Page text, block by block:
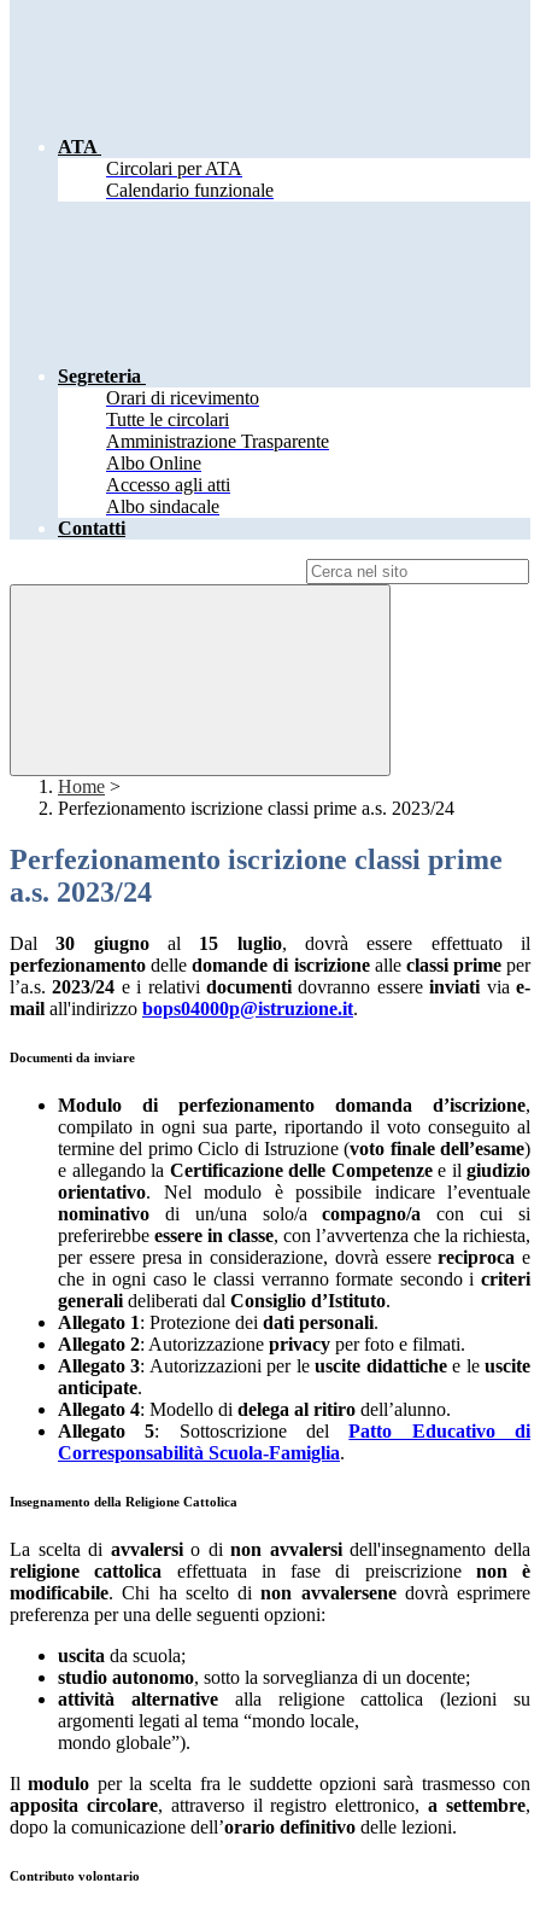
ATA
Circolari per ATA
Calendario funzionale
Segreteria
Orari di ricevimento
Tutte le circolari
Amministrazione Trasparente
Albo Online
Accesso agli atti
Albo sindacale
Contatti
Home >
Perfezionamento iscrizione classi prime a.s. 2023/24
Perfezionamento iscrizione classi prime
a.s. 2023/24
Dal30 giugnoal 15 luglio, dovrà essere effettuato il
perfezionamento delledomande di iscrizionealle classi primeper
l’a.s.2023/24 e i relatividocumenti dovranno essereinviati viae-
mail all'indirizzo bops04000p@istruzione.it.
Documenti da inviare
Modulo di perfezionamento domanda d’iscrizione,
compilato in ogni sua parte, riportando il voto conseguito al
termine del primo Ciclo di Istruzione (voto finale dell’esame)
e allegando la Certificazione delle Competenzee il giudizio
orientativo. Nel modulo è possibile indicare l’eventuale
nominativo di un/una solo/acompagno/a con cui si
preferirebbe essere in classe, con l’avvertenza che la richiesta,
per essere presa in considerazione, dovrà esserereciproca e
che in ogni caso le classi verranno formate secondo i criteri
generali deliberati dal Consiglio d’Istituto.
Allegato 1: Protezione dei dati personali.
Allegato 2: Autorizzazione privacy per foto e filmati.
Allegato 3: Autorizzazioni per leuscite didattichee leuscite
anticipate.
Allegato 4: Modello di delega al ritiro dell’alunno.
Allegato 5: Sottoscrizione delPatto Educativo di
Corresponsabilità Scuola-Famiglia.
Insegnamento della Religione Cattolica
La scelta di avvalersio dinon avvalersidell'insegnamento della
religione cattolica effettuata in fase di preiscrizione non è
modificabile. Chi ha scelto dinon avvalersenedovrà esprimere
preferenza per una delle seguenti opzioni:
uscita da scuola;
studio autonomo, sotto la sorveglianza di un docente;
attività alternativealla religione cattolica (lezioni su
argomenti legati al tema “mondo locale,
mondo globale”).
Ilmodulo per la scelta fra le suddette opzioni sarà trasmesso con
apposita circolare, attraverso il registro elettronico,a settembre,
dopo la comunicazione dell’orario definitivo delle lezioni.
Contributo volontario